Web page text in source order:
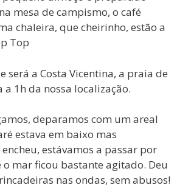
mesa de campismo, o café
chaleira, que cheirinho, estão a
Top
será a Costa Vicentina, a praia de
a 1h da nossa localização.
deparamos com um areal
estava em baixo mas
estávamos a passar por
o mar ficou bastante agitado. Deu
nas ondas, sem abusos!